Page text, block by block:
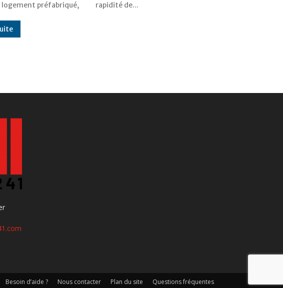
logement préfabriqué,
rapidité de...
Besoin d’aide ? Nous contacter Plan du site Questions fréquentes